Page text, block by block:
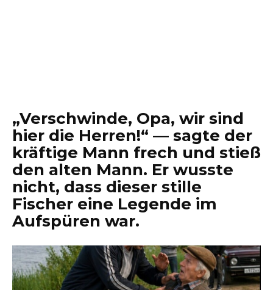
„Verschwinde, Opa, wir sind
hier die Herren!“ — sagte der
kräftige Mann frech und stieß
den alten Mann. Er wusste
nicht, dass dieser stille
Fischer eine Legende im
Aufspüren war.